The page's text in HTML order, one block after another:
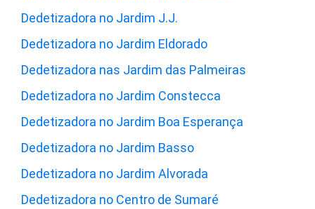
Dedetizadora no Jardim J.J.
Dedetizadora no Jardim Eldorado
Dedetizadora nas Jardim das Palmeiras
Dedetizadora no Jardim Constecca
Dedetizadora no Jardim Boa Esperança
Dedetizadora no Jardim Basso
Dedetizadora no Jardim Alvorada
Dedetizadora no Centro de Sumaré